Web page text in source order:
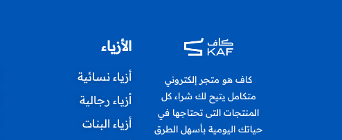
كاف هو متجر إلكتروني
متكامل يتيح لك شراء كل
المنتجات التى تحتاجها في
حياتك اليومية بأسهل الطرق
الأزياء
أزياء نسائية
أزياء رجالية
أزياء البنات